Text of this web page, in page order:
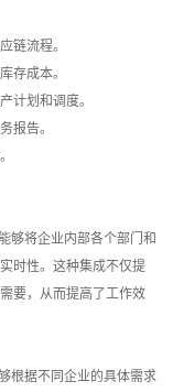
链流程。
存成本。
计划和调度。
报告。
够将企业内部各个部门和
时性。这种集成不仅提
要，从而提高了工作效
根据不同企业的具体需求